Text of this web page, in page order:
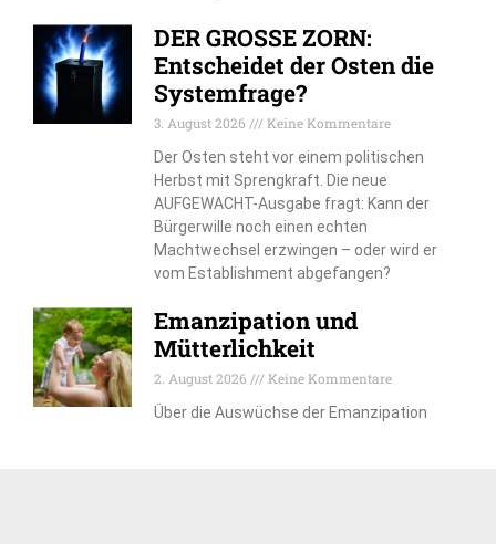
DER GROSSE ZORN:
Entscheidet der Osten die
Systemfrage?
3. August 2026
Keine Kommentare
Der Osten steht vor einem politischen
Herbst mit Sprengkraft. Die neue
AUFGEWACHT-Ausgabe fragt: Kann der
Bürgerwille noch einen echten
Machtwechsel erzwingen – oder wird er
vom Establishment abgefangen?
Emanzipation und
Mütterlichkeit
2. August 2026
Keine Kommentare
Über die Auswüchse der Emanzipation